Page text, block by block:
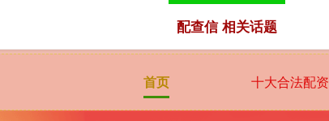
首页 十大合法配资
配查信 相关话题